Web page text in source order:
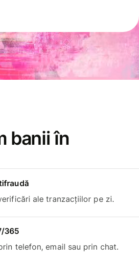
banii în
ale tranzacțiilor pe zi.
365
telefon, email sau prin chat.